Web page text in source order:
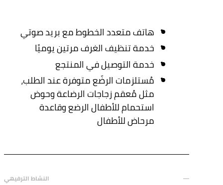
هاتف متعدد الخطوط مع بريد صوتي
خدمة تنظيف الغرف مرتين يوميًا
خدمة التوصيل في المنتجع
مُستلزمات الرضّع متوفرة عند الطلب،
مثل مُعقم زجاجات الرضاعة وحوض
استحمام للأطفال الرضع وقاعدة
مرحاض للأطفال
النشاط الترفيهي